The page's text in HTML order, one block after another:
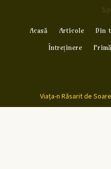
Acasă Articole Din
Întreținere
Viața-n Răsarit de